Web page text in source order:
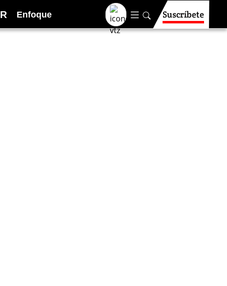
R Enfoque Suscríbete